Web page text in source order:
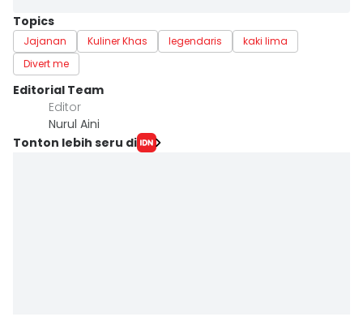
Topics
Jajanan Kuliner Khas legendaris
kaki lima
Divert me
Editorial Team
Editor
Nurul Aini
Tonton lebih seru di